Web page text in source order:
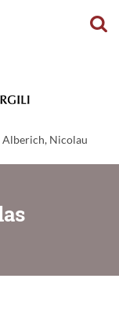
Alberich, Nicolau